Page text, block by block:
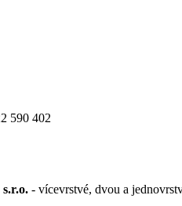
590 402
- vícevrstvé, dvou a